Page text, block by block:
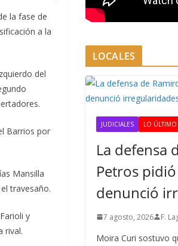
la fase de
a la
del
Barrios por
Mansilla
travesaño.
y
rival.
LOCALES
JUDICIALES LO ÚLTIMO
La defensa
Petros
denunció
7 agosto, 2026 F.
Moira Curi sostuvo